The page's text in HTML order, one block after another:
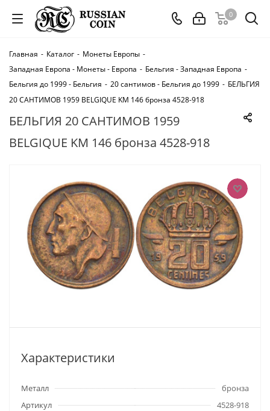
0
Главная - Каталог - Монеты Европы -
Западная Европа - Монеты - Европа - Бельгия - Западная Европа -
Бельгия до 1999 - Бельгия - 20 сантимов - Бельгия до 1999 - БЕЛЬГИЯ
20 САНТИМОВ 1959 BELGIQUE KM 146 бронза 4528-918
БЕЛЬГИЯ 20 САНТИМОВ 1959
BELGIQUE KM 146 бронза 4528-918
Характеристики
Металл
бронза
Артикул
4528-918